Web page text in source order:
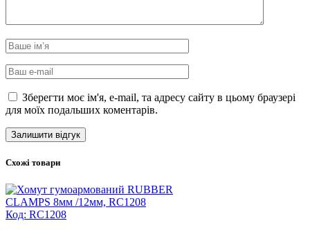
Зберегти моє ім'я, e-mail, та адресу сайту в цьому браузері
для моїх подальших коментарів.
Схожі товари
Код: RC1208